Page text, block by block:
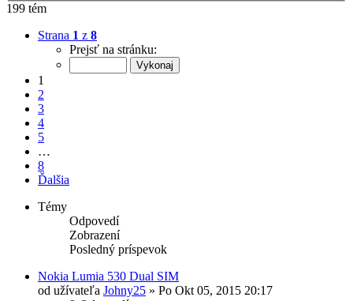
199 tém
Strana 1 z 8
Prejsť na stránku:
1
2
3
4
5
…
8
Ďalšia
Témy
Odpovedí
Zobrazení
Posledný príspevok
Nokia Lumia 530 Dual SIM
od užívateľa Johny25 » Po Okt 05, 2015 20:17